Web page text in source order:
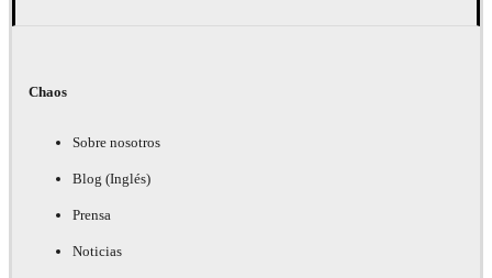
Chaos
Sobre nosotros
Blog (Inglés)
Prensa
Noticias